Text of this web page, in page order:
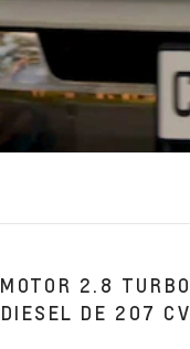
MOTOR 2.8 TURBO
DIESEL DE 207 CV